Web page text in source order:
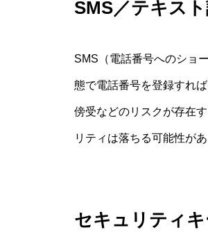
SMS／テキス
SMS（電話番号へのショ
態で電話番号を登録すれ
傍受などのリスクが存在
リティは落ちる可能性があ
セキュリティ